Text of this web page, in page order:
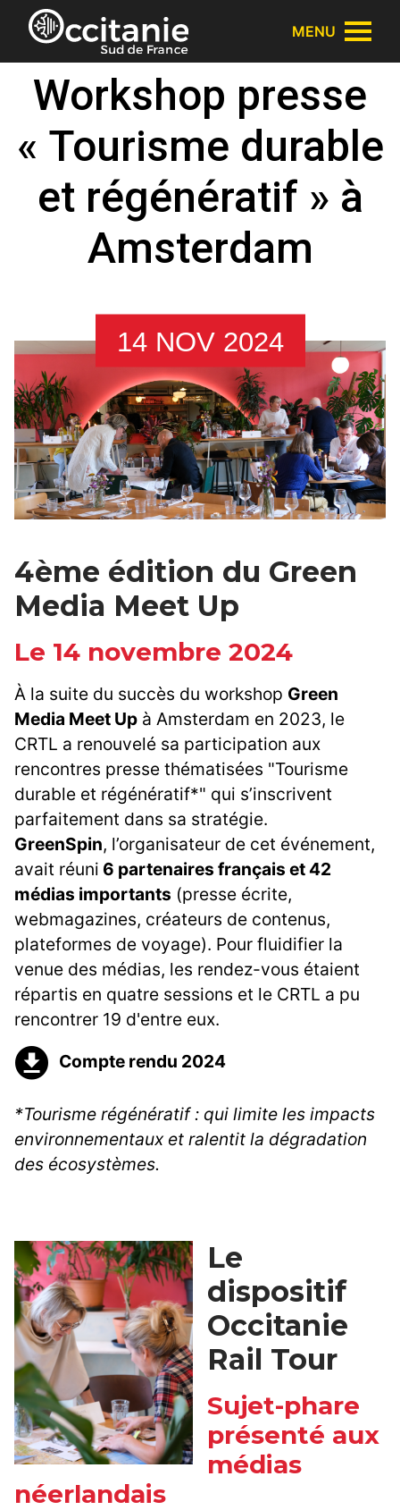
Panneau de gestion des cookies
MENU
Workshop presse
« Tourisme durable
et régénératif » à
Amsterdam
14 NOV 2024
4ème édition du Green
Media Meet Up
Le 14 novembre 2024
À la suite du succès du workshop Green
Media Meet Up à Amsterdam en 2023, le
CRTL a renouvelé sa participation aux
rencontres presse thématisées "Tourisme
durable et régénératif*" qui s’inscrivent
parfaitement dans sa stratégie.
GreenSpin, l’organisateur de cet événement,
avait réuni 6 partenaires français et 42
médias importants (presse écrite,
webmagazines, créateurs de contenus,
plateformes de voyage). Pour fluidifier la
venue des médias, les rendez-vous étaient
répartis en quatre sessions et le CRTL a pu
rencontrer 19 d'entre eux.
Compte rendu 2024
*Tourisme régénératif : qui limite les impacts
environnementaux et ralentit la dégradation
des écosystèmes.
Le
dispositif
Occitanie
Rail Tour
Sujet-phare
présenté aux
médias
néerlandais